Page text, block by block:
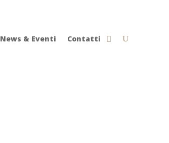
News & Eventi Contatti